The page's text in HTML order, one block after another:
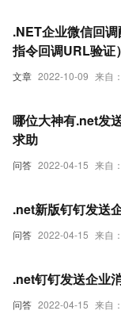
文章 2022-10-09 来自
.NET企业微信回
指令回调URL验证
问答 2022-04-15 来自
哪位大神有.net发
求助
问答 2022-04-15 来自
.net新版钉钉发送
问答 2022-04-15 来自
.net钉钉发送企业